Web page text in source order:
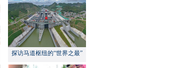
探访马道枢纽的“世界之最”